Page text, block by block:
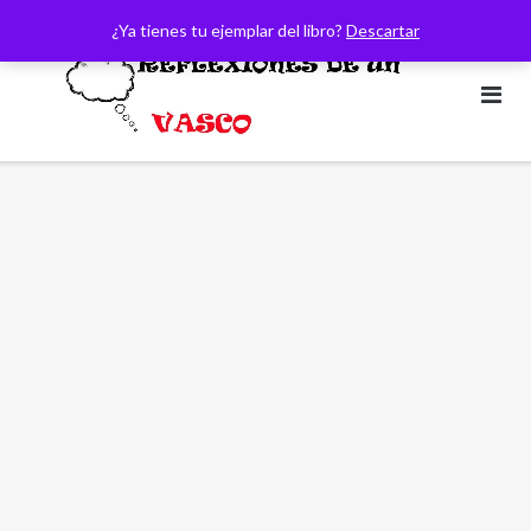
¿Ya tienes tu ejemplar del libro? Descartar
contenido